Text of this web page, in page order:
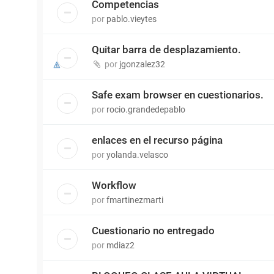
Competencias
por pablo.vieytes
Quitar barra de desplazamiento.
por jgonzalez32
Safe exam browser en cuestionarios.
por rocio.grandedepablo
enlaces en el recurso página
poryolanda.velasco
Workflow
porfmartinezmarti
Cuestionario no entregado
por mdiaz2